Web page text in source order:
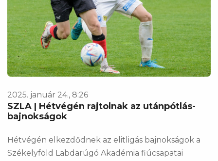
2025. január 24., 8:26
SZLA | Hétvégén rajtolnak az utánpótlás-
bajnokságok
Hétvégén elkezdődnek az elitligás bajnokságok a
Székelyföld Labdarúgó Akadémia fiúcsapatai